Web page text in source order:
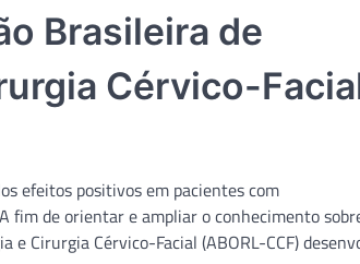
Brasileira de
Cérvico-
efeitos positivos em pacientes com
de orientar e ampliar o conhecimento
Cirurgia Cérvico-Facial (ABORL-CCF)